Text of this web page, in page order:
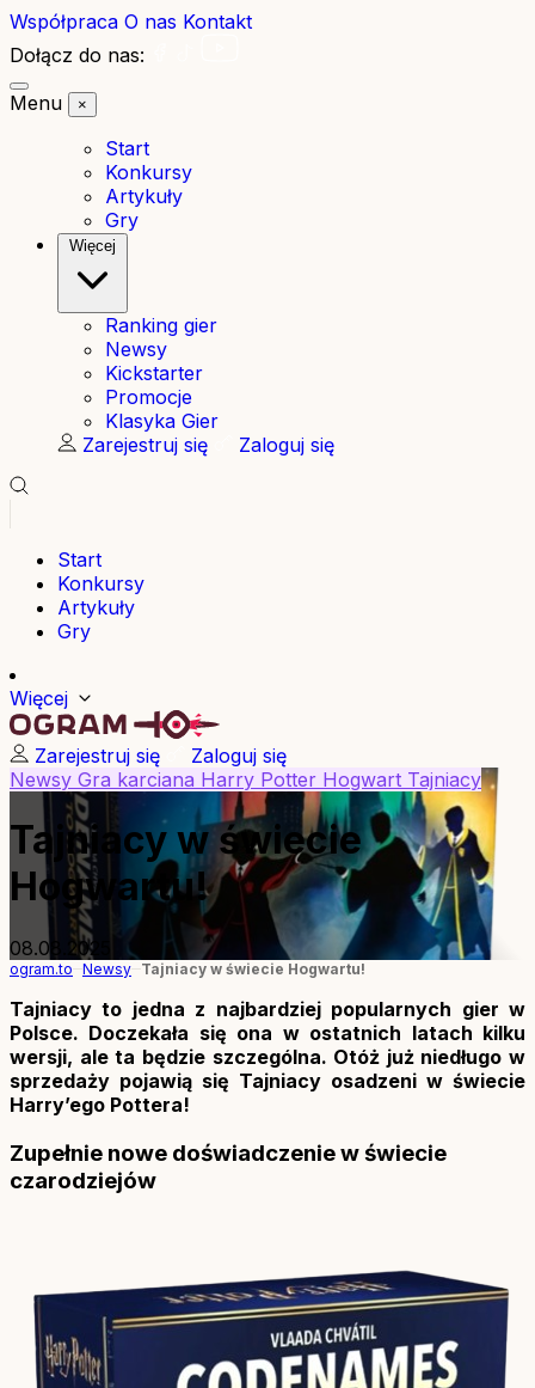
Współpraca O nas Kontakt
Dołącz do nas:
Menu
×
Start
Konkursy
Artykuły
Gry
Więcej
Ranking gier
Newsy
Kickstarter
Promocje
Klasyka Gier
Zarejestruj się
Zaloguj się
Start
Konkursy
Artykuły
Gry
Więcej
Zarejestruj się
Zaloguj się
Newsy Gra karciana Harry Potter Hogwart Tajniacy
Tajniacy w świecie
Hogwartu!
08.08.2025
ogram.to Newsy Tajniacy w świecie Hogwartu!
Tajniacy to jedna z najbardziej popularnych gier w
Polsce. Doczekała się ona w ostatnich latach kilku
wersji, ale ta będzie szczególna. Otóż już niedługo w
sprzedaży pojawią się Tajniacy osadzeni w świecie
Harry’ego Pottera!
Zupełnie nowe doświadczenie w świecie
czarodziejów